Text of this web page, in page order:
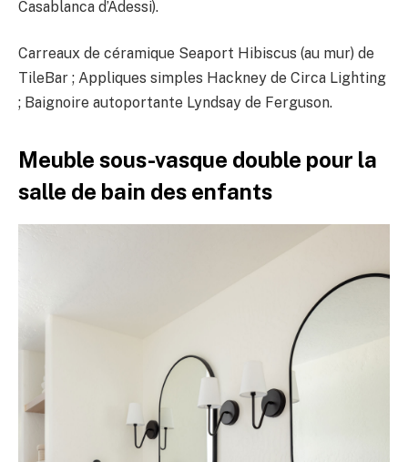
Casablanca d’Adessi).
Carreaux de céramique Seaport Hibiscus (au mur) de
TileBar ; Appliques simples Hackney de Circa Lighting
; Baignoire autoportante Lyndsay de Ferguson.
Meuble sous-vasque double pour la
salle de bain des enfants